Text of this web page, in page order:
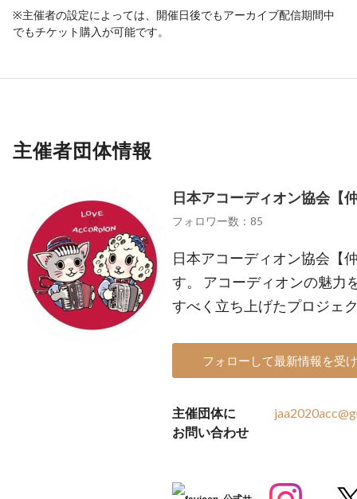
※主催者の設定によっては、開催日後でもアーカイブ配信期間中
でもチケット購入が可能です。
主催者団体情報
日本アコーディオン協会【
フォロワー数：85
日本アコーディオン協会【
す。 アコーディオンの魅力
すべく立ち上げたプロジェ
フォローして最新情報を受
主催団体に
お問い合わせ